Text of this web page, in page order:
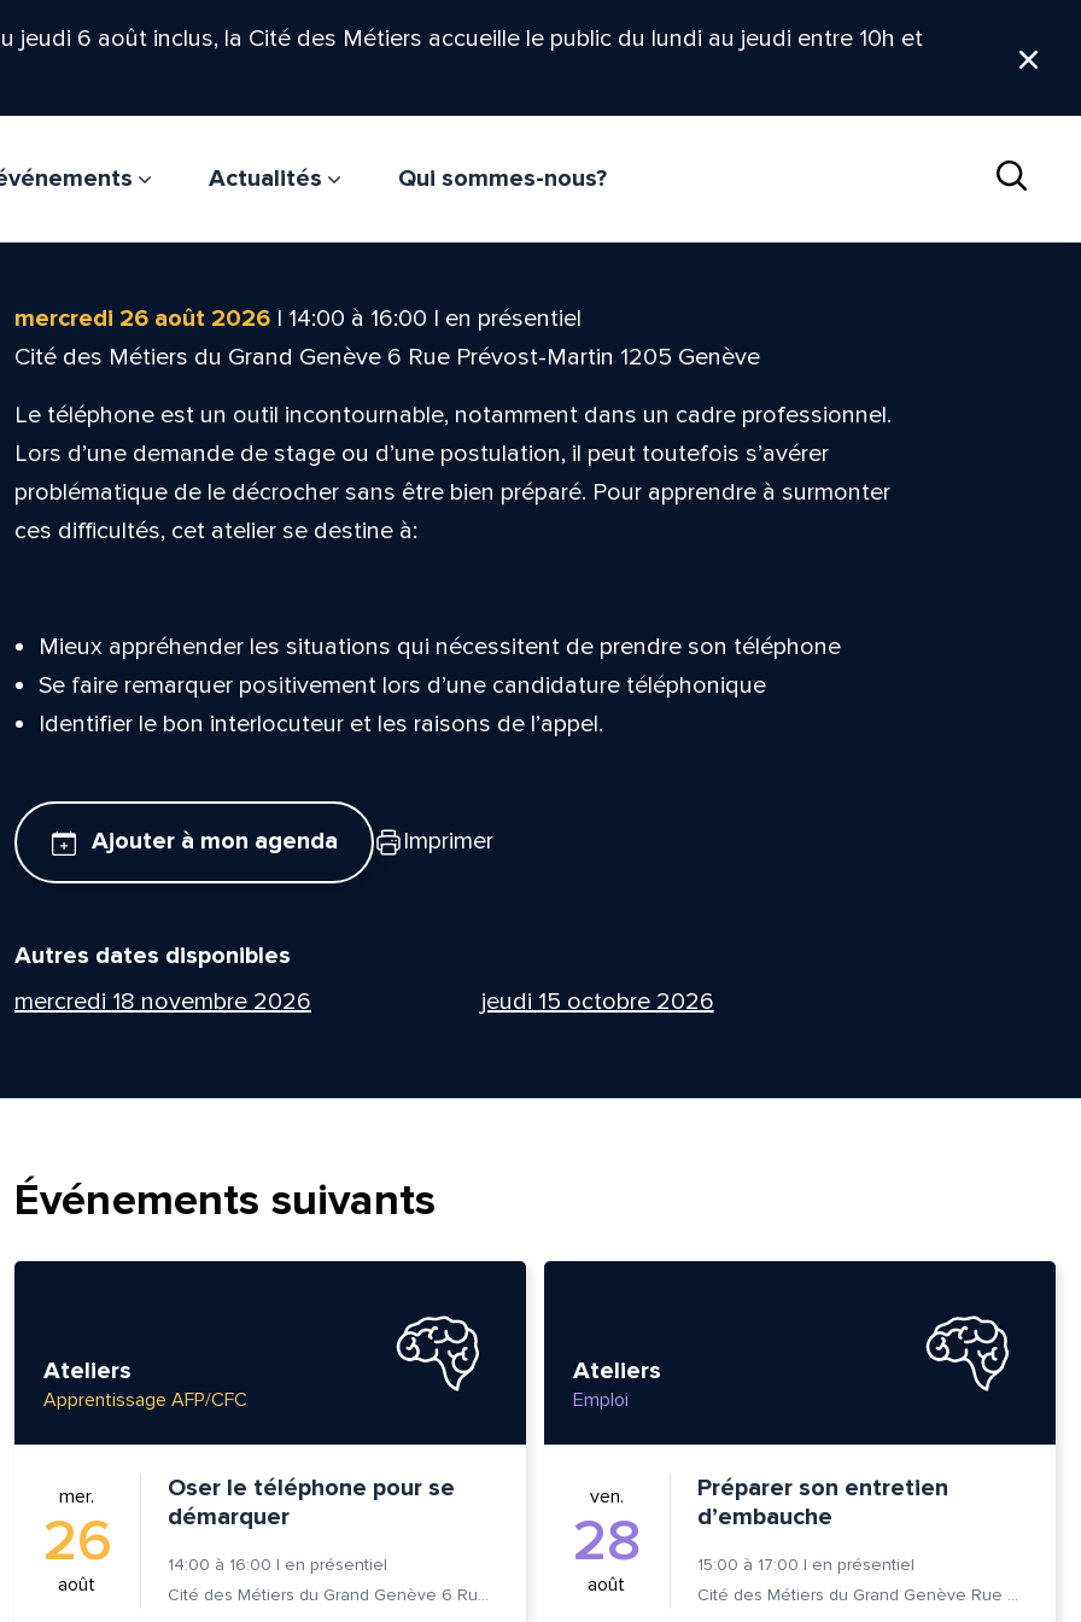
6 août inclus, la Cité des Métiers accueille le public du lundi au jeudi entre 10h et
Actualités
Qui sommes-nous?
mercredi 26 août 2026| 14:00 à 16:00 | en présentiel
Cité des Métiers du Grand Genève 6 Rue Prévost-Martin 1205 Genève
Le téléphone est un outil incontournable, notamment dans un cadre professionnel.
Lors d’une demande de stage ou d’une postulation, il peut toutefois s’avérer
problématique de le décrocher sans être bien préparé. Pour apprendre à surmonter
ces difficultés, cet atelier se destine à:
Mieux appréhender les situations qui nécessitent de prendre son téléphone
Se faire remarquer positivement lors d’une candidature téléphonique
Identifier le bon interlocuteur et les raisons de l’appel.
Ajouter à mon agenda Imprimer
Autres dates disponibles
mercredi 18 novembre 2026
jeudi 15 octobre 2026
Événements suivants
Ateliers
Apprentissage AFP/CFC
mer.
26
août
Oser le téléphone pour se
démarquer
14:00 à 16:00 | en présentiel
Cité des Métiers du Grand Genève 6 Rue Prévost-Martin 1205 Genève
Ateliers
Emploi
ven.
28
août
Préparer son entretien
d’embauche
15:00 à 17:00 | en présentiel
Cité des Métiers du Grand Genève Rue Prévost-Martin 6 1205 Genève